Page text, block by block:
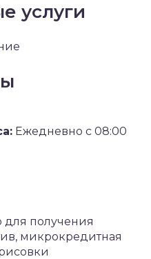
услуги
Ежедневно с 08:00
для получения
микрокредитная